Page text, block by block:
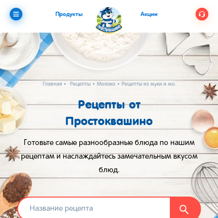
Продукты Акции
Главная Рецепты Молоко Рецепты из муки и молока
Рецепты от
Простоквашино
Готовьте самые разнообразные блюда по нашим
рецептам и наслаждайтесь замечательным вкусом
блюд.
Найти